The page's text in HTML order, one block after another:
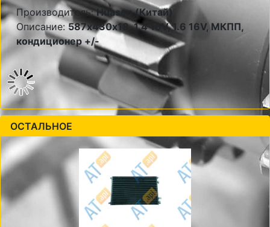
Производитель:Huasen (Китай)
Описание:587х430х18, 1.4 16V, 1.6 16V, МКПП,
кондиционер +/-
ОСТАЛЬНОЕ